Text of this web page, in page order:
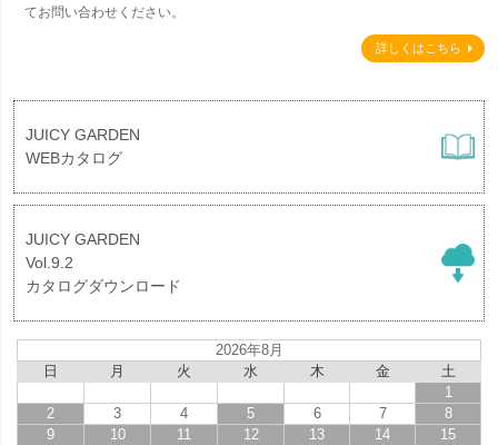
てお問い合わせください。
詳しくはこちら
JUICY GARDEN
WEBカタログ
JUICY GARDEN
Vol.9.2
カタログダウンロード
2026年8月
日
月 火 水 木 金
土
1
2
3 4 5 6 7
8
9
10 11 12 13 14
15